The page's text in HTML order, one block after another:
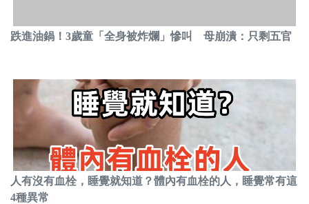
跌進油鍋！3歲童「全身被炸爛」慘叫 母崩潰：只剩五官
人有沒有血栓，睡覺就知道？體內有血栓的人，睡覺常有這
4種異常